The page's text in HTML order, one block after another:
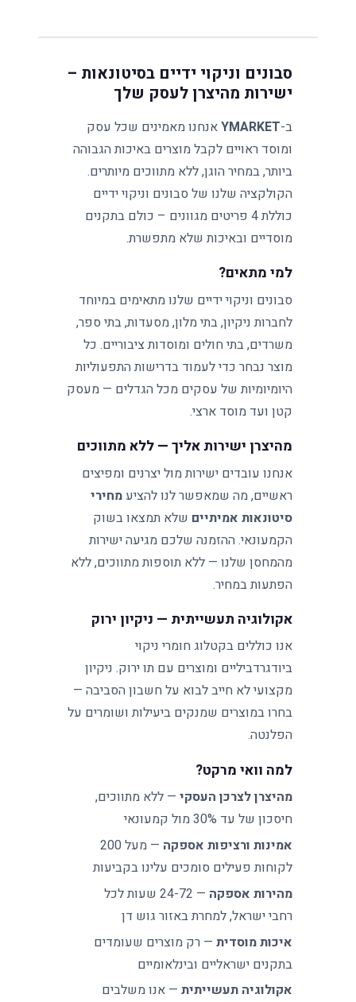
סבונים וניקוי ידיים בסיטונאות –
ישירות מהיצרן לעסק שלך
ב-YMARKETאנחנו מאמינים שכל עסק
ומוסד ראויים לקבל מוצרים באיכות הגבוהה
ביותר, במחיר הוגן, ללא מתווכים מיותרים.
הקולקציה שלנו של סבונים וניקוי ידיים
כוללת 4 פריטים מגוונים – כולם בתקנים
מוסדיים ובאיכות שלא מתפשרת.
למי מתאים?
סבונים וניקוי ידיים שלנו מתאימים במיוחד
לחברות ניקיון, בתי מלון, מסעדות, בתי ספר,
משרדים, בתי חולים ומוסדות ציבוריים. כל
מוצר נבחר כדי לעמוד בדרישות התפעוליות
היומיומיות של עסקים מכל הגדלים — מעסק
קטן ועד מוסד ארצי.
מהיצרן ישירות אליך — ללא מתווכים
אנחנו עובדים ישירות מול יצרנים ומפיצים
ראשיים, מה שמאפשר לנו להציע מחירי
סיטונאות אמיתיים שלא תמצאו בשוק
הקמעונאי. ההזמנה שלכם מגיעה ישירות
מהמחסן שלנו — ללא תוספות מתווכים, ללא
הפתעות במחיר.
אקולוגיה תעשייתית — ניקיון ירוק
אנו כוללים בקטלוג חומרי ניקוי
ביודגרדביליים ומוצרים עם תו ירוק. ניקיון
מקצועי לא חייב לבוא על חשבון הסביבה —
בחרו במוצרים שמנקים ביעילות ושומרים על
הפלנטה.
למה וואי מרקט?
מהיצרן לצרכן העסקי — ללא מתווכים,
חיסכון של עד 30% מול קמעונאי
אמינות ורציפות אספקה
— מעל 200
לקוחות פעילים סומכים עלינו בקביעות
מהירות אספקה
— 24-72 שעות לכל
רחבי ישראל, למחרת באזור גוש דן
איכות מוסדית — רק מוצרים שעומדים
בתקנים ישראליים ובינלאומיים
אקולוגיה תעשייתית — אנו משלבים